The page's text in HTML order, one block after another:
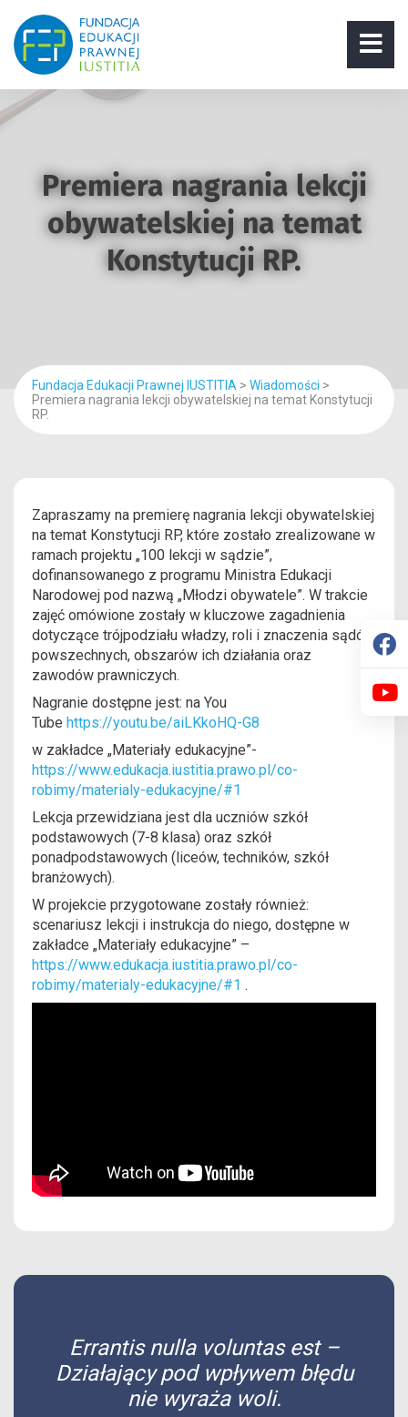
Premiera nagrania lekcji
obywatelskiej na temat
Konstytucji RP.
Fundacja Edukacji Prawnej IUSTITIA > Wiadomości >
Premiera nagrania lekcji obywatelskiej na temat Konstytucji
RP.
Zapraszamy na premierę nagrania lekcji obywatelskiej
na temat Konstytucji RP, które zostało zrealizowane w
ramach projektu „100 lekcji w sądzie”,
dofinansowanego z programu Ministra Edukacji
Narodowej pod nazwą „Młodzi obywatele”. W trakcie
zajęć omówione zostały w kluczowe zagadnienia
dotyczące trójpodziału władzy, roli i znaczenia sądów
powszechnych, obszarów ich działania oraz
zawodów prawniczych.
Nagranie dostępne jest: na You
Tube https://youtu.be/aiLKkoHQ-G8
w zakładce „Materiały edukacyjne”-
https://www.edukacja.iustitia.prawo.pl/co-
robimy/materialy-edukacyjne/#1
Lekcja przewidziana jest dla uczniów szkół
podstawowych (7-8 klasa) oraz szkół
ponadpodstawowych (liceów, techników, szkół
branżowych).
W projekcie przygotowane zostały również:
scenariusz lekcji i instrukcja do niego, dostępne w
zakładce „Materiały edukacyjne” –
https://www.edukacja.iustitia.prawo.pl/co-
robimy/materialy-edukacyjne/#1 .
Errantis nulla voluntas est –
Działający pod wpływem błędu
nie wyraża woli.